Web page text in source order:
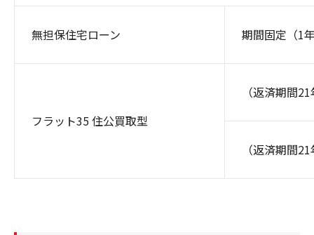
無担保住宅ローン 期間固定（1
フラット35 住公買取型
（返済期間
（返済期間